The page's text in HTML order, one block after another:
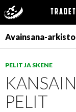
Haku
SIIRRY
SISÄLTÖÖN
Avainsana-
PELIT JA SKENE
PELIT